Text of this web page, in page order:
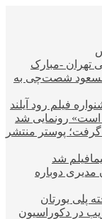
تهران -مبارک
مسعود شصت‌چی به
است» رونمایی شد
ابریشم گرفت؛ پوستر منتشر
شد
مدیری دوباره
پلی یورتان
در دکوراسیون